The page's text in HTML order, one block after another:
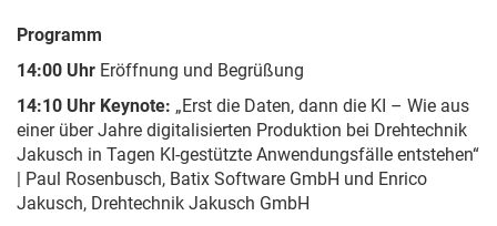
Programm
14:00 Uhr Eröffnung und Begrüßung
14:10 Uhr Keynote: „Erst die Daten, dann die KI – Wie aus
einer über Jahre digitalisierten Produktion bei Drehtechnik
Jakusch in Tagen KI-gestützte Anwendungsfälle entstehen“
| Paul Rosenbusch, Batix Software GmbH und Enrico
Jakusch, Drehtechnik Jakusch GmbH